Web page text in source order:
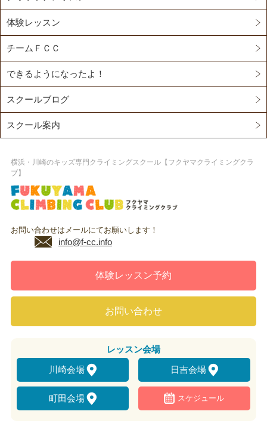
体験レッスン
チームＦＣＣ
できるようになったよ！
スクールブログ
スクール案内
横浜・川崎のキッズ専門クライミングスクール【フクヤマクライミングクラ
ブ】
お問い合わせはメールにてお願いします！
info@f-cc.info
体験レッスン予約
お問い合わせ
レッスン会場
川崎会場
日吉会場
町田会場 スケジュール